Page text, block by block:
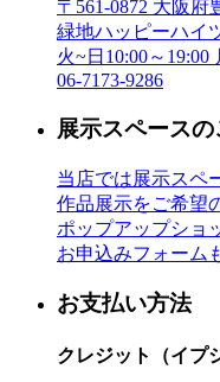
〒561-0872 大阪府
緑地ハッピーハイ
火~日10:00～
06-7173-9286
展示スペースの
当店では展示スペ
作品展示をご希望
ポップアップショ
お申込みフォーム
お支払い方法
クレジット（イプ